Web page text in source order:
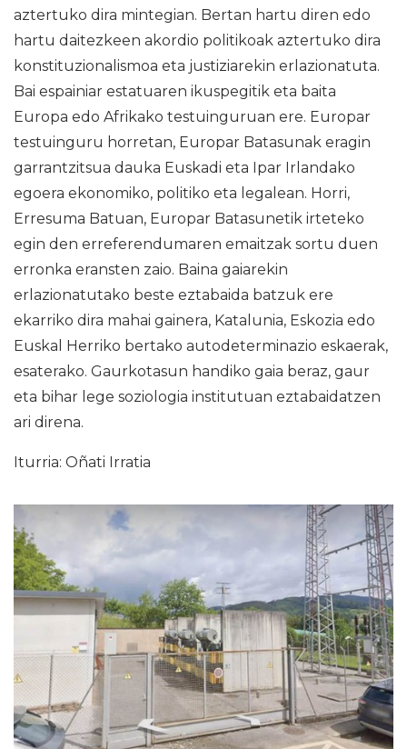
aztertuko dira mintegian. Bertan hartu diren edo
hartu daitezkeen akordio politikoak aztertuko dira
konstituzionalismoa eta justiziarekin erlazionatuta.
Bai espainiar estatuaren ikuspegitik eta baita
Europa edo Afrikako testuinguruan ere. Europar
testuinguru horretan, Europar Batasunak eragin
garrantzitsua dauka Euskadi eta Ipar Irlandako
egoera ekonomiko, politiko eta legalean. Horri,
Erresuma Batuan, Europar Batasunetik irteteko
egin den erreferendumaren emaitzak sortu duen
erronka eransten zaio. Baina gaiarekin
erlazionatutako beste eztabaida batzuk ere
ekarriko dira mahai gainera, Katalunia, Eskozia edo
Euskal Herriko bertako autodeterminazio eskaerak,
esaterako. Gaurkotasun handiko gaia beraz, gaur
eta bihar lege soziologia institutuan eztabaidatzen
ari direna.
Iturria: Oñati Irratia